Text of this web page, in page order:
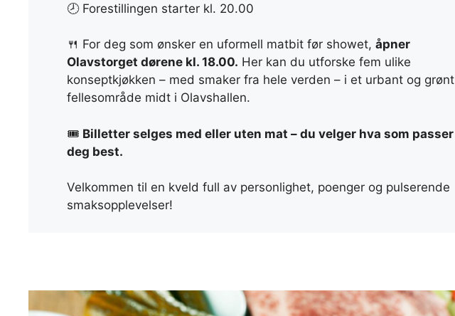
🕗 Forestillingen starter kl. 20.00
🍴 For deg som ønsker en uformell matbit før showet, åpner
Olavstorget dørene kl. 18.00. Her kan du utforske fem ulike
konseptkjøkken – med smaker fra hele verden – i et urbant og grønt
fellesområde midt i Olavshallen.
🎟️ Billetter selges med eller uten mat – du velger hva som passer
deg best.
Velkommen til en kveld full av personlighet, poenger og pulserende
smaksopplevelser!